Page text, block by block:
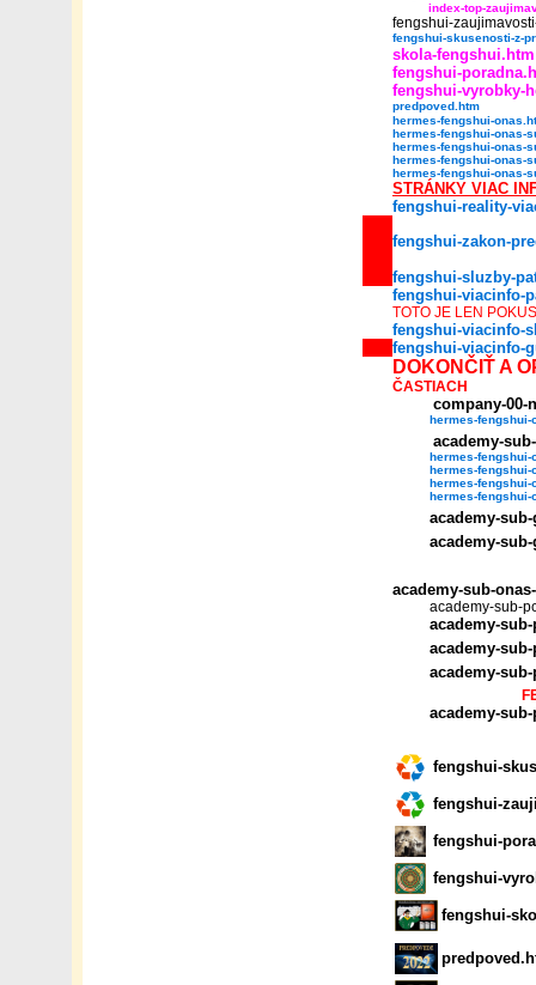
index-top-
fengshui-
fengshui-skusenosti-z-
skola-fengshui.htm
fengshui-
fengshui-vyrobky-
predpoved.htm
hermes-fengshui-
hermes-fengshui-onas-
hermes-fengshui-onas-
hermes-fengshui-onas-
hermes-fengshui-onas-
STRÁNKY VIAC
fengshui-reality-
fengshui-zakon-
fengshui-sluzby-
fengshui-viacinfo-
TOTO JE LEN
fengshui-viacinfo-
fengshui-viacinfo-
DOKONČIŤ A
ČASTIACH
company-00-
hermes-fengshui-
academy-
hermes-fengshui-
hermes-fengshui-
hermes-fengshui-
hermes-fengshui-
academy-
academy-
academy-sub-
academy-sub-
academy-
academy-
academy-
academy-
fengshui-
fengshui-
fengshui-
fengshui-
fengshui-